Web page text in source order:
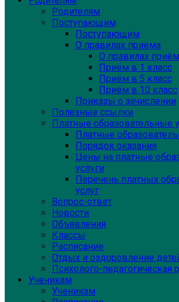
Родителям
Поступающим
Поступающим
О правилах приёма
О правилах
Приём в 1 класс
Приём в 5 класс
Приём в 10 класс
Приказы о зачислении
Полезные ссылки
Платные образовательные
Платные
Порядок оказания
Цены на платные
услуги
Перечень платных
услуг
Вопрос-ответ
Новости
Объявления
Классы
Расписание
Отдых и оздоровление
Психолого-педагогическая
Ученикам
Ученикам